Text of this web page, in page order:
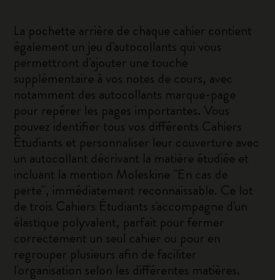
La pochette arrière de chaque cahier contient
également un jeu d'autocollants qui vous
permettront d'ajouter une touche
supplémentaire à vos notes de cours, avec
notamment des autocollants marque-page
pour repérer les pages importantes. Vous
pouvez identifier tous vos différents Cahiers
Étudiants et personnaliser leur couverture avec
un autocollant décrivant la matière étudiée et
incluant la mention Moleskine "En cas de
perte", immédiatement reconnaissable. Ce lot
de trois Cahiers Étudiants s'accompagne d'un
élastique polyvalent, parfait pour fermer
correctement un seul cahier ou pour en
regrouper plusieurs afin de faciliter
l'organisation selon les différentes matières.